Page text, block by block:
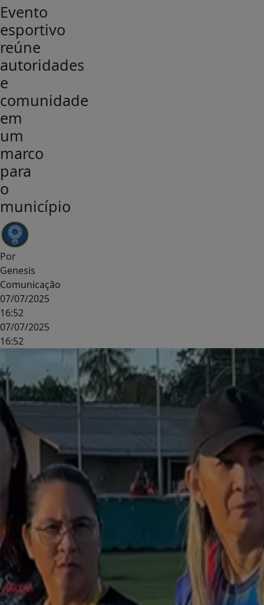
Evento
esportivo
reúne
autoridades
e
comunidade
em
um
marco
para
o
município
Por
Genesis
Comunicação
07/07/2025
16:52
07/07/2025
16:52